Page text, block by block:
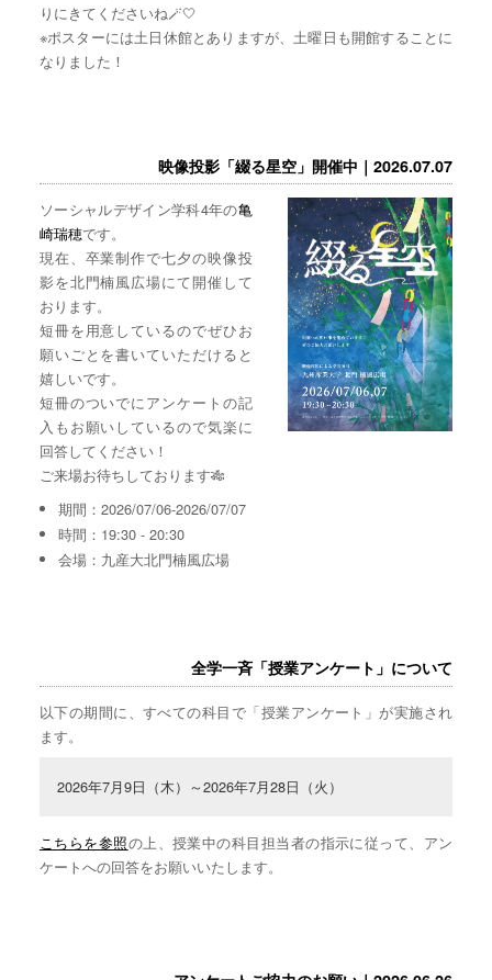
りにきてくださいね🪄🤍
※ポスターには土日休館とありますが、土曜日も開館することに
なりました！
映像投影「綴る星空」開催中｜2026.07.07
ソーシャルデザイン学科4年の亀
崎瑞穂です。
現在、卒業制作で七夕の映像投
影を北門楠風広場にて開催して
おります。
短冊を用意しているのでぜひお
願いごとを書いていただけると
嬉しいです。
短冊のついでにアンケートの記
入もお願いしているので気楽に
回答してください！
ご来場お待ちしております🎋
期間：2026/07/06-2026/07/07
時間：19:30 - 20:30
会場：九産大北門楠風広場
全学一斉「授業アンケート」について
以下の期間に、すべての科目で「授業アンケート」が実施され
ます。
2026年7月9日（木）～2026年7月28日（火）
こちらを参照の上、授業中の科目担当者の指示に従って、アン
ケートへの回答をお願いいたします。